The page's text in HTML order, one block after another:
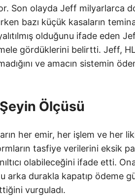
Son olayda Jeff milyarlarca
bazı küçük kasaların
olduğunu ifade eden
gördüklerini belirtti. Jeff,
ve amacın sistemin
Ölçüsü
her emir, her işlem ve her
tasfiye verilerini eksik
olabileceğini ifade etti.
arka durakla kapatıp ödeme
vurguladı.